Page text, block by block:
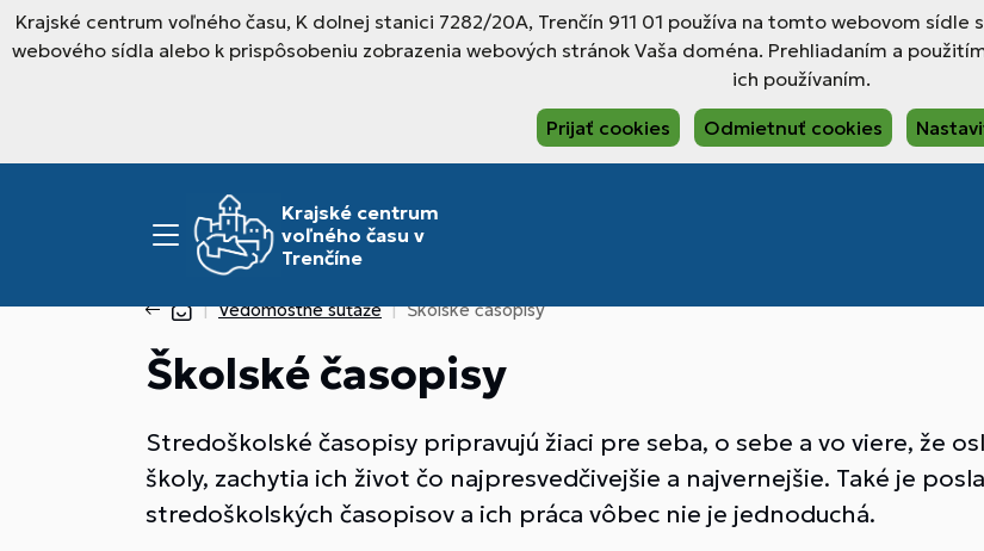
Krajské centrum voľného času, K dolnej stanici 7282/20A, Trenčín 911 01 používa na tomto webovom
webového sídla alebo k prispôsobeniu zobrazenia webových stránok Vaša doména. Prehliadaním a
ich používaním.
Prijať cookies Odmietnuť cookies
Krajské centrum
voľného času v
Trenčíne
Vedomostné súťaže Školské časopisy
Školské časopisy
Stredoškolské časopisy pripravujú žiaci pre seba, o sebe a vo viere, že
školy, zachytia ich život čo najpresvedčivejšie a najvernejšie. Také je
stredoškolských časopisov a ich práca vôbec nie je jednoduchá.